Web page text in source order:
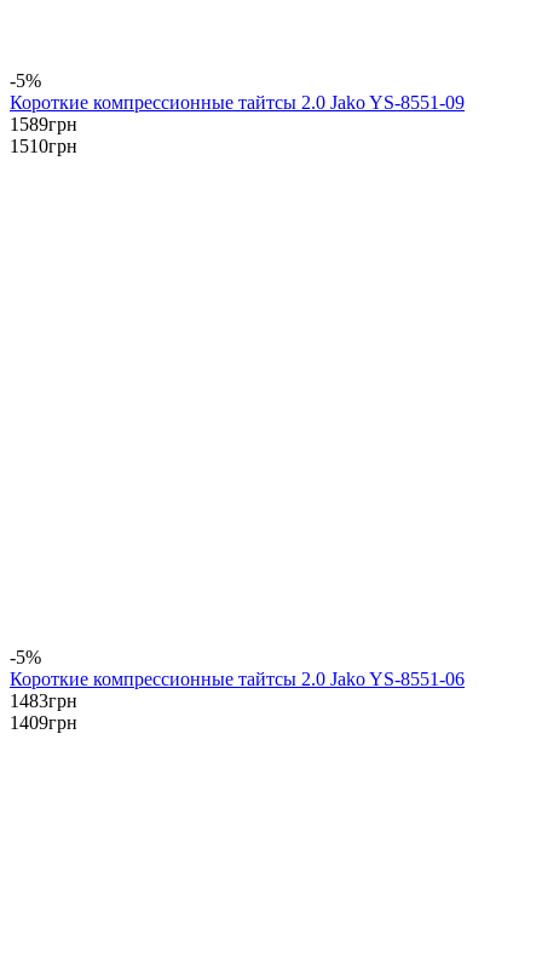
-5%
Короткие компрессионные тайтсы 2.0 Jako YS-8551-09
1589грн
1510грн
-5%
Короткие компрессионные тайтсы 2.0 Jako YS-8551-06
1483грн
1409грн